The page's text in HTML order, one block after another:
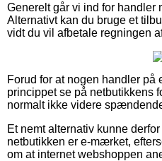
Generelt går vi ind for handler
Alternativt kan du bruge et
vidt du vil afbetale regningen
Forud for at nogen handler på
princippet se på netbutikkens
normalt ikke videre
Et nemt alternativ kunne
netbutikken er e-mærket,
om at internet webshoppen